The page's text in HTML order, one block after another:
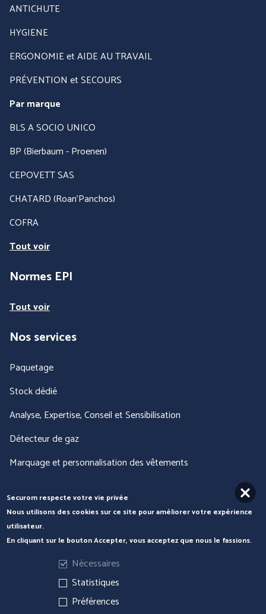
ANTICHUTE
HYGIENE
ERGONOMIE et AIDE AU TRAVAIL
PRÉVENTION et SECOURS
Par marque
BLS A SOCIO UNICO
BP (Bierbaum - Proenen)
CEPOVETT SAS
CHATARD (Roan'Panchos)
COFRA
Tout voir
Normes EPI
Tout voir
Nos services
Paquetage
Stock dédié
Analyse, Expertise, Conseil et Sensibilisation
Détecteur de gaz
Marquage et personnalisation des vêtements
Securom respecte votre vie privée
Nous utilisons des cookies sur ce site pour améliorer votre expérience
utilisateur.
En cliquant sur le bouton Accepter, vous acceptez que nous le fassions.
Nécessaires
Statistiques
Préférences